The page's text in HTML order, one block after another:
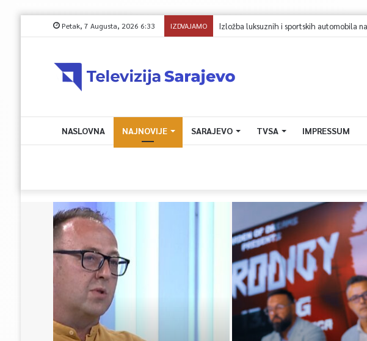
Petak, 7 Augusta, 2026 6:33 IZDVAJAMO
NASLOVNA NAJNOVIJE SARAJEVO TVSA IMPRESSUM